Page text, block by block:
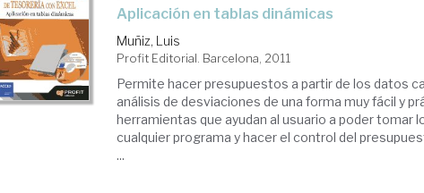
aplicación en tablas dinámicas
Muñiz, Luis
Profit Editorial. Barcelona, 2011
Permite hacer presupuestos a partir de los datos
análisis de desviaciones de una forma muy fácil y
herramientas que ayudan al usuario a poder tomar
cualquier programa y hacer el control del
...